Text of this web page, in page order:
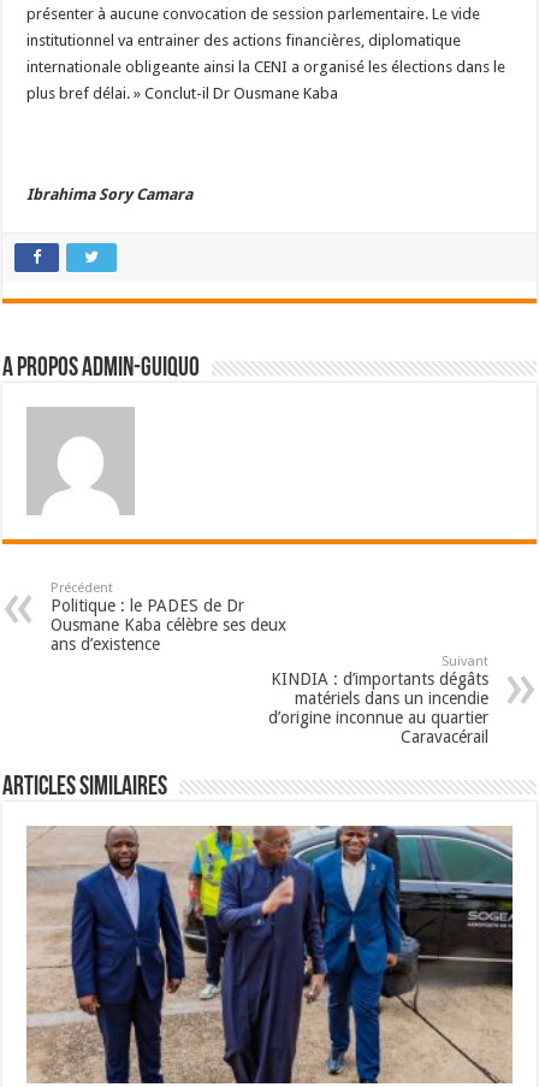
présenter à aucune convocation de session parlementaire. Le vide
institutionnel va entrainer des actions financières, diplomatique
internationale obligeante ainsi la CENI a organisé les élections dans le
plus bref délai. » Conclut-il Dr Ousmane Kaba
Ibrahima Sory Camara
A propos admin-guiquo
Précédent
Politique : le PADES de Dr
Ousmane Kaba célèbre ses deux
ans d’existence
Suivant
KINDIA : d’importants dégâts
matériels dans un incendie
d’origine inconnue au quartier
Caravacérail
Articles Similaires